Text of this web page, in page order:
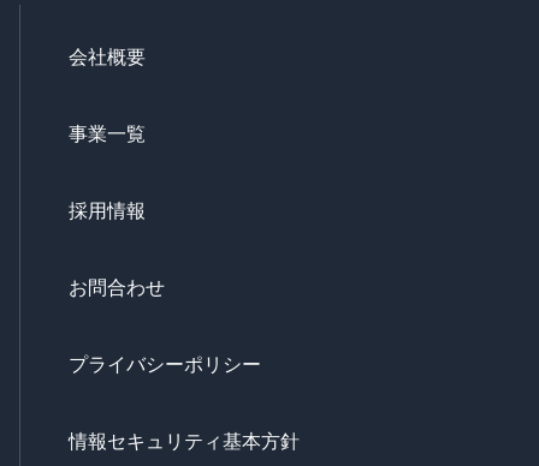
会社概要
事業一覧
採用情報
お問合わせ
プライバシーポリシー
情報セキュリティ基本方針